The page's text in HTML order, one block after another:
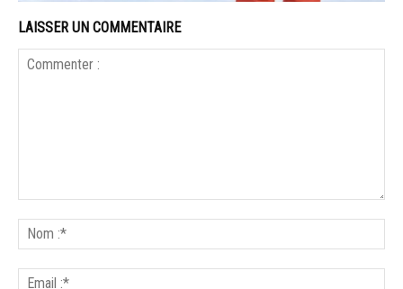
LAISSER UN COMMENTAIRE